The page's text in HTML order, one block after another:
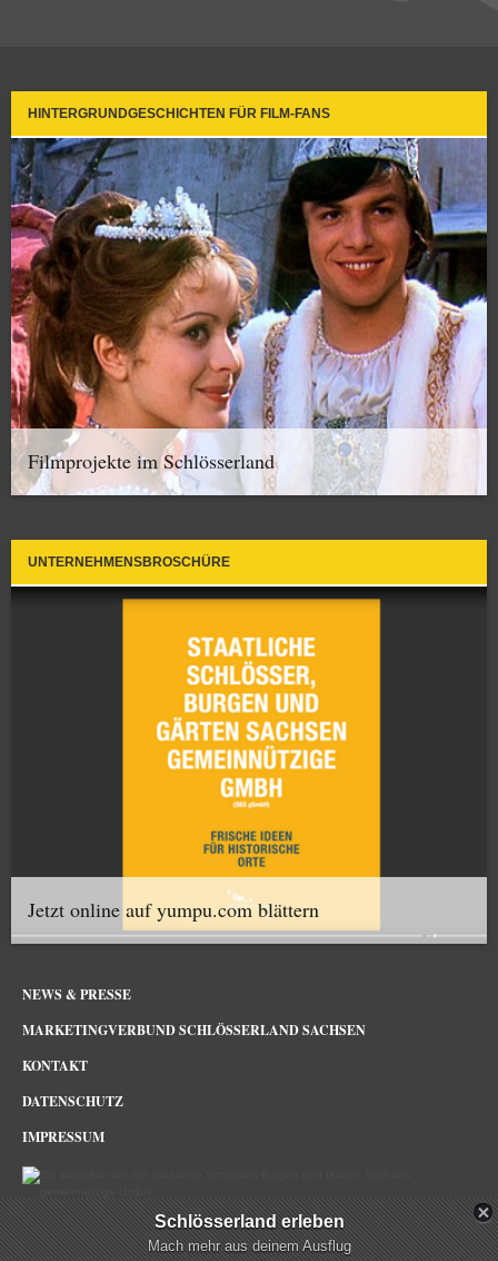
HINTERGRUNDGESCHICHTEN FÜR FILM-FANS
Filmprojekte im Schlösserland
UNTERNEHMENSBROSCHÜRE
Jetzt online auf yumpu.com blättern
NEWS & PRESSE
MARKETINGVERBUND SCHLÖSSERLAND SACHSEN
KONTAKT
DATENSCHUTZ
IMPRESSUM
Schlösserland Sachsen im Netz
Schlösserland erleben
Mach mehr aus deinem Ausflug